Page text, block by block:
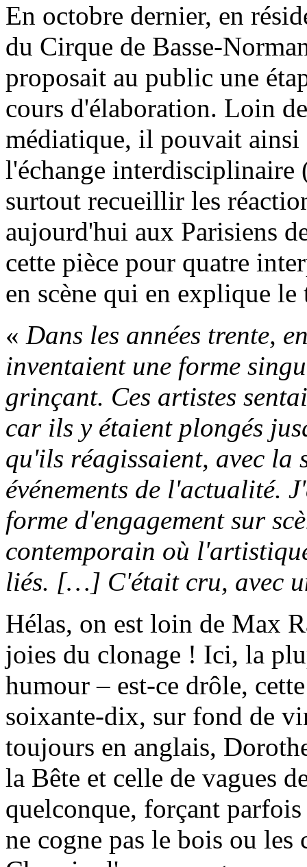
En octobre dernier, en
du Cirque de Basse-
proposait au public une
cours d'élaboration. Loin
médiatique, il pouvait ainsi
l'échange interdisciplinaire
surtout recueillir les
aujourd'hui aux Parisiens
cette pièce pour quatre
en scène qui en explique
« Dans les années trente,
inventaient une forme
grinçant. Ces artistes
car ils y étaient plongés
qu'ils réagissaient, avec la
événements de l'actualité.
forme d'engagement sur
contemporain où
liés. […] C'était cru, avec
Hélas, on est loin de Max
joies du clonage ! Ici, la
humour – est-ce drôle,
soixante-dix, sur fond de
toujours en anglais,
la Bête et celle de vagues
quelconque, forçant
ne cogne pas le bois ou